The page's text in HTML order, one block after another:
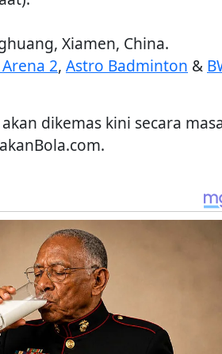
Xiamen, China.
2, Astro Badminton &
dikemas kini secara